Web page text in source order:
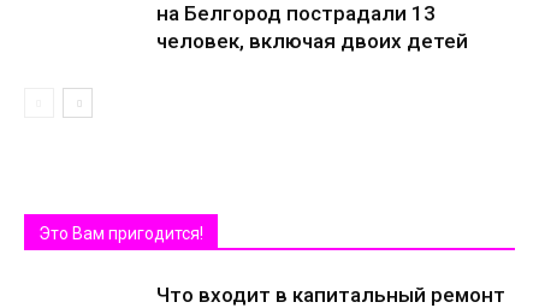
на Белгород пострадали 13
человек, включая двоих детей
Это Вам пригодится!
Что входит в капитальный ремонт